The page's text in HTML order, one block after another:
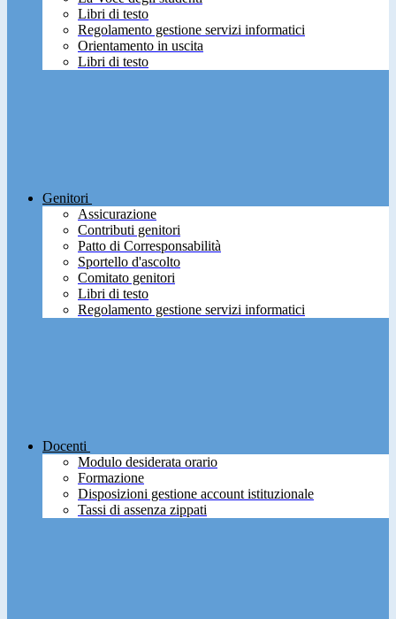
Libri di testo
Regolamento gestione servizi informatici
Orientamento in uscita
Libri di testo
Genitori
Assicurazione
Contributi genitori
Patto di Corresponsabilità
Sportello d'ascolto
Comitato genitori
Libri di testo
Regolamento gestione servizi informatici
Docenti
Modulo desiderata orario
Formazione
Disposizioni gestione account istituzionale
Tassi di assenza zippati